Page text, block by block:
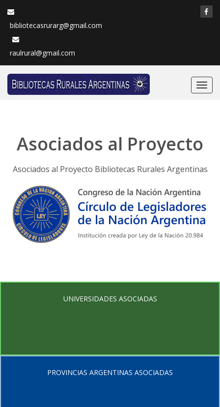
bibliotecasrurarg@gmail.com
raulrural@gmail.com
Asociados al Proyecto
Asociados al Proyecto Bibliotecas Rurales Argentinas
UNIVERSIDADES ASOCIADAS
PROVINCIAS ARGENTINAS ASOCIADAS